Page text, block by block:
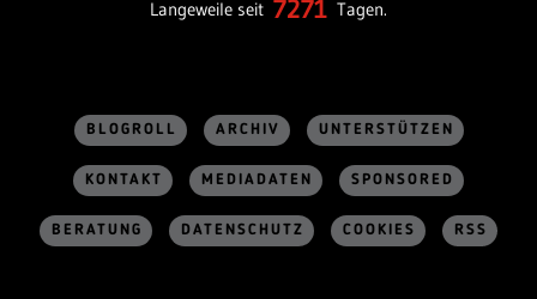
Langeweile seit 7271 Tagen.
BLOGROLL ARCHIV UNTERSTÜTZEN
KONTAKT MEDIADATEN SPONSORED
BERATUNG DATENSCHUTZ COOKIES RSS